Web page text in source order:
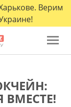
Верим
ВМЕСТЕ!